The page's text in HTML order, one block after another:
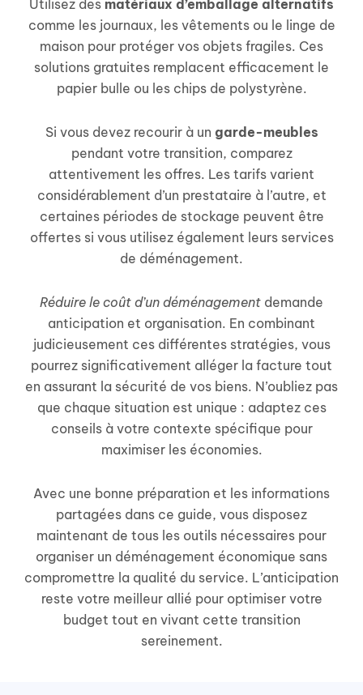
Utilisez des matériaux d’emballage alternatifs
comme les journaux, les vêtements ou le linge de
maison pour protéger vos objets fragiles. Ces
solutions gratuites remplacent efficacement le
papier bulle ou les chips de polystyrène.
Si vous devez recourir à un garde-meubles
pendant votre transition, comparez
attentivement les offres. Les tarifs varient
considérablement d’un prestataire à l’autre, et
certaines périodes de stockage peuvent être
offertes si vous utilisez également leurs services
de déménagement.
Réduire le coût d’un déménagement demande
anticipation et organisation. En combinant
judicieusement ces différentes stratégies, vous
pourrez significativement alléger la facture tout
en assurant la sécurité de vos biens. N’oubliez pas
que chaque situation est unique : adaptez ces
conseils à votre contexte spécifique pour
maximiser les économies.
Avec une bonne préparation et les informations
partagées dans ce guide, vous disposez
maintenant de tous les outils nécessaires pour
organiser un déménagement économique sans
compromettre la qualité du service. L’anticipation
reste votre meilleur allié pour optimiser votre
budget tout en vivant cette transition
sereinement.